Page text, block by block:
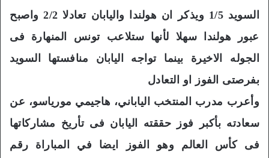
السويد 1/5 ويذكر ان هولندا واليابان تعادلا 2/2 واصبح
عبور هولندا سهلا لأنها ستلاعب تونس المنهارة فى
الجوله الاخيرة بينما تواجه اليابان منافستها السويد
بفرصتى الفوز او التعادل
وأعرب مدرب المنتخب الياباني، هاجيمي مورياسو، عن
سعادته بأكبر فوز حققته اليابان فى تأريخ مشاركاتها
فى كأس العالم وهو الفوز ايضا في المباراة رقم